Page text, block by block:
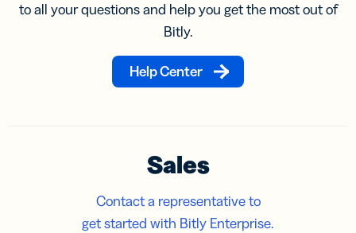
to all your questions and help you get the most out of
Bitly.
Help Center
Sales
Contact a representative to
get started with Bitly Enterprise.